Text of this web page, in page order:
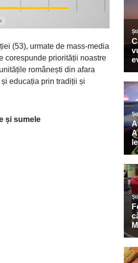
(53), urmate de mass-media
corespunde priorității noastre
românești din afara
educația prin tradiții și
și sumele